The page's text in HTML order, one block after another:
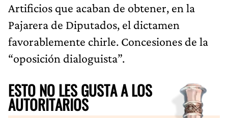
Artificios que acaban de obtener, en la
Pajarera de Diputados, el dictamen
favorablemente chirle. Concesiones de la
“oposición dialoguista”.
ESTO NO LES GUSTA A LOS
AUTORITARIOS